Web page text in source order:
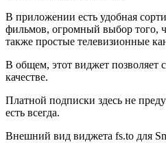
В приложении есть удобная
фильмов, огромный выбор того,
также простые телевизионные
В общем, этот виджет позволяет
качестве.
Платной подписки здесь не
есть всегда.
Внешний вид виджета fs.to для